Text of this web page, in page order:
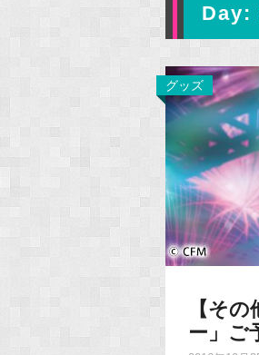
Day:
グッズ
【そ
ー」ご